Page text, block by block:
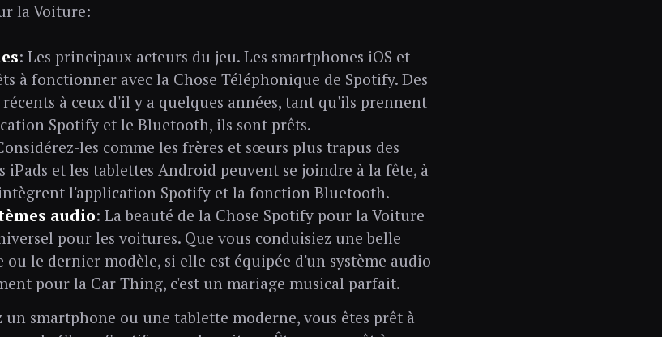
la Voiture:
: Les principaux acteurs du jeu. Les smartphones iOS et
à fonctionner avec la Chose Téléphonique de Spotify. Des
à ceux d'il y a quelques années, tant qu'ils prennent
Spotify et le Bluetooth, ils sont prêts.
les comme les frères et sœurs plus trapus des
iPads et les tablettes Android peuvent se joindre à la fête, à
l'application Spotify et la fonction Bluetooth.
audio: La beauté de la Chose Spotify pour la Voiture
pour les voitures. Que vous conduisiez une belle
le dernier modèle, si elle est équipée d'un système audio
pour la Car Thing, c'est un mariage musical parfait.
un smartphone ou une tablette moderne, vous êtes prêt à